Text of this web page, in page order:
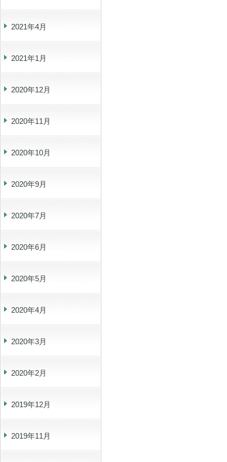
2021年4月
2021年1月
2020年12月
2020年11月
2020年10月
2020年9月
2020年7月
2020年6月
2020年5月
2020年4月
2020年3月
2020年2月
2019年12月
2019年11月